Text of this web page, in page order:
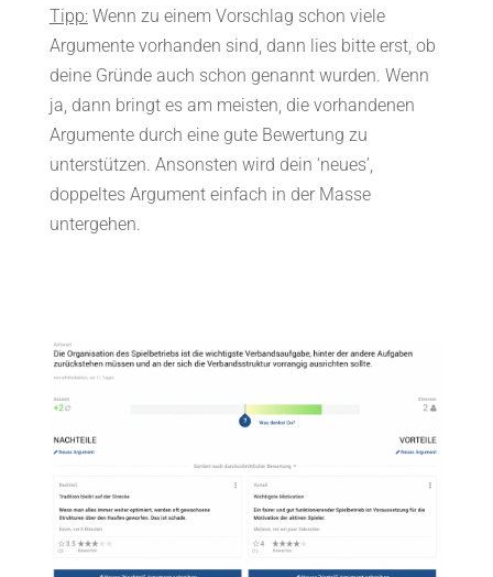
Tipp:Wenn zu einem Vorschlag schon viele
Argumente vorhanden sind, dann lies bitte erst, ob
deine Gründe auch schon genannt wurden. Wenn
ja, dann bringt es am meisten, die vorhandenen
Argumente durch eine gute Bewertung zu
unterstützen. Ansonsten wird dein ‘neues’,
doppeltes Argument einfach in der Masse
untergehen.